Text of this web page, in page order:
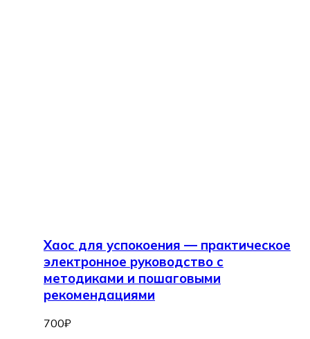
Хаос для успокоения — практическое
электронное руководство с
методиками и пошаговыми
рекомендациями
700₽